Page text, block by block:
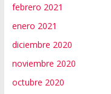
febrero 2021
enero 2021
diciembre 2020
noviembre 2020
octubre 2020